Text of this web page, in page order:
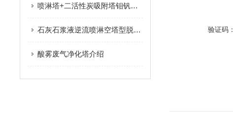
喷淋塔+二活性炭吸附塔钼钒金属车提取间酸雾处理
石灰石浆液逆流喷淋空塔型脱硫塔
酸雾废气净化塔介绍
验证码：